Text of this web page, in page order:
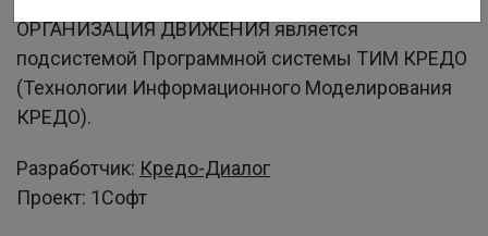
ОРГАНИЗАЦИЯ ДВИЖЕНИЯ является
подсистемой Программной системы ТИМ КРЕДО
(Технологии Информационного Моделирования
КРЕДО).
Разработчик: Кредо-Диалог
Проект: 1Софт